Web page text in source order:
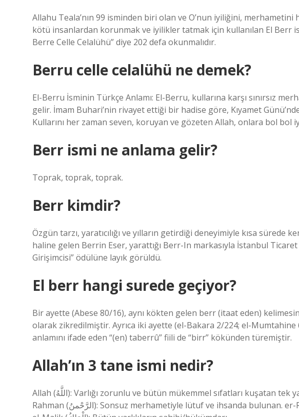
Allahu Teala’nın 99 isminden biri olan ve O’nun iyiliğini,
kötü insanlardan korunmak ve iyilikler tatmak için kullanılan El Berr
Berre Celle Celalühü” diye 202 defa okunmalıdır.
Berru celle celalühü ne demek?
El-Berru İsminin Türkçe Anlamı: El-Berru, kullarına karşı sınırsız
gelir. İmam Buhari’nin rivayet ettiği bir hadise göre, Kıyamet
Kullarını her zaman seven, koruyan ve gözeten Allah, onlara bol bol
Berr ismi ne anlama gelir?
Toprak, toprak, toprak.
Berr kimdir?
Özgün tarzı, yaratıcılığı ve yılların getirdiği deneyimiyle kısa sürede
haline gelen Berrin Eser, yarattığı Berr-In markasıyla İstanbul Ticaret
Girişimcisi” ödülüne layık görüldü.
El berr hangi surede geçiyor?
Bir ayette (Abese 80/16), aynı kökten gelen berr (itaat eden)
olarak zikredilmiştir. Ayrıca iki ayette (el-Bakara 2/224; el-Mumtahine
anlamını ifade eden “(en) taberrû” fiili de “birr” kökünden türemiştir.
Allah’ın 3 tane ismi nedir?
Allah (اللَّهُ): Varlığı zorunlu ve bütün mükemmel sıfatları kuşatan tek yaratıcının, hakiki Tanrı’nın özel ismidir. er-
Rahman (الرَّحْمنُ): Sonsuz merhametiyle lütuf ve ihsanda bulunan. er-Rahîm (الرَّحِيمُ): Her şeyi rahmetiyle kuşatan.